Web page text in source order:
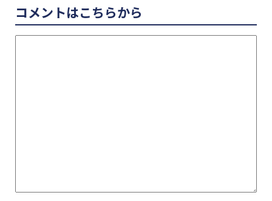
コメントはこちらから